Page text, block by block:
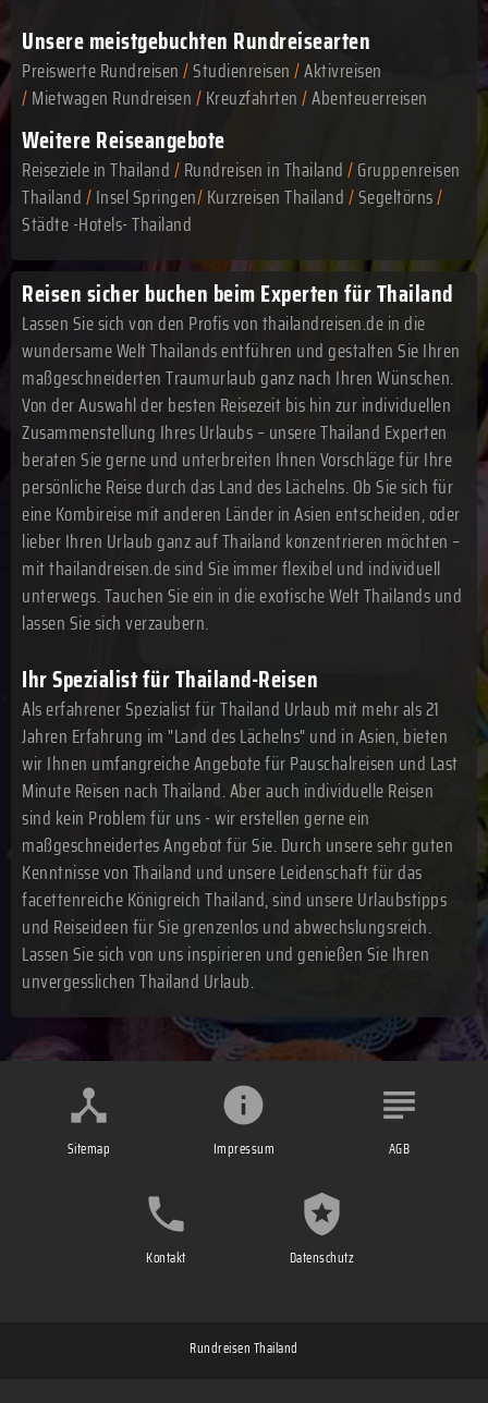
Unsere meistgebuchten Rundreisearten
Preiswerte Rundreisen/Studienreisen/Aktivreisen
/Mietwagen Rundreisen/Kreuzfahrten/Abenteuerreisen
Weitere Reiseangebote
Reiseziele in Thailand/Rundreisen in Thailand/Gruppenreisen
Thailand/Insel Springen/Kurzreisen Thailand/Segeltörns/
Städte -Hotels- Thailand
Reisen sicher buchen beim Experten für Thailand
Lassen Sie sich von den Profis von thailandreisen.de in die
wundersame Welt Thailands entführen und gestalten Sie Ihren
maßgeschneiderten Traumurlaub ganz nach Ihren Wünschen.
Von der Auswahl der besten Reisezeit bis hin zur individuellen
Zusammenstellung Ihres Urlaubs – unsere Thailand Experten
beraten Sie gerne und unterbreiten Ihnen Vorschläge für Ihre
persönliche Reise durch das Land des Lächelns. Ob Sie sich für
eine Kombireise mit anderen Länder in Asien entscheiden, oder
lieber Ihren Urlaub ganz auf Thailand konzentrieren möchten –
mit thailandreisen.de sind Sie immer flexibel und individuell
unterwegs. Tauchen Sie ein in die exotische Welt Thailands und
lassen Sie sich verzaubern.
Ihr Spezialist für Thailand-Reisen
Als erfahrener Spezialist für Thailand Urlaub mit mehr als 21
Jahren Erfahrung im "Land des Lächelns" und in Asien, bieten
wir Ihnen umfangreiche Angebote für Pauschalreisen und Last
Minute Reisen nach Thailand. Aber auch individuelle Reisen
sind kein Problem für uns - wir erstellen gerne ein
maßgeschneidertes Angebot für Sie. Durch unsere sehr guten
Kenntnisse von Thailand und unsere Leidenschaft für das
facettenreiche Königreich Thailand, sind unsere Urlaubstipps
und Reiseideen für Sie grenzenlos und abwechslungsreich.
Lassen Sie sich von uns inspirieren und genießen Sie Ihren
unvergesslichen Thailand Urlaub.
Sitemap Impressum AGB
Kontakt Datenschutz
Rundreisen Thailand